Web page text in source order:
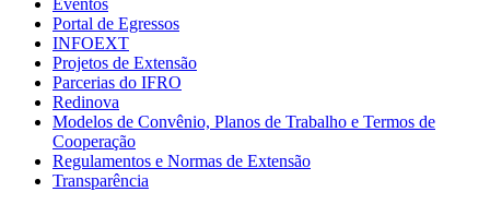
Eventos
Portal de Egressos
INFOEXT
Projetos de Extensão
Parcerias do IFRO
Redinova
Modelos de Convênio, Planos de Trabalho e Termos de
Cooperação
Regulamentos e Normas de Extensão
Transparência